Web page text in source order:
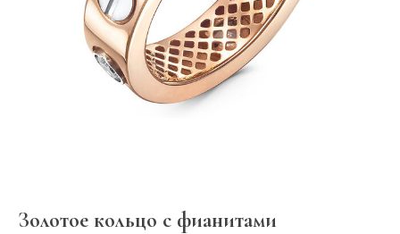
Золотое кольцо с фианитами